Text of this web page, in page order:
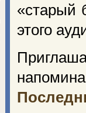
«старый
этого